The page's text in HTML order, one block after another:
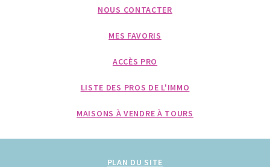
NOUS CONTACTER
MES FAVORIS
ACCÈS PRO
LISTE DES PROS DE L'IMMO
MAISONS À VENDRE À TOURS
PLAN DU SITE